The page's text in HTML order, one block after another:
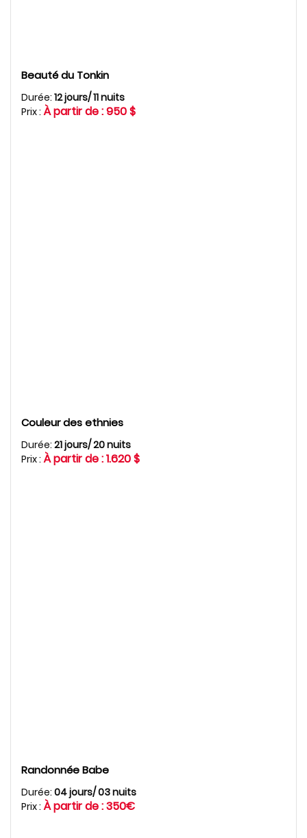
Beauté du Tonkin
Durée: 12 jours/ 11 nuits
Prix : À partir de : 950 $
Couleur des ethnies
Durée: 21 jours/ 20 nuits
Prix : À partir de : 1.620 $
Randonnée Babe
Durée: 04 jours/ 03 nuits
Prix : À partir de : 350€